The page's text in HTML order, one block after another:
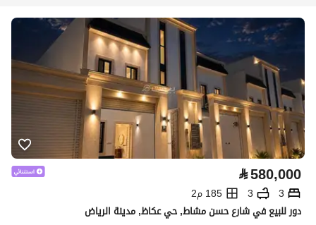
⃁580,000
3
3
185 م2
دور للبيع في شارع حسن مشاط, حي عكاظ, مدينة الرياض